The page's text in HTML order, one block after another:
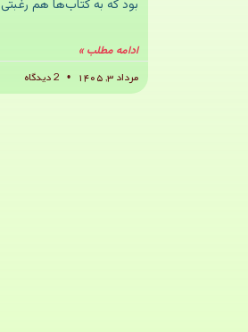
بود که به کتاب‌ها هم رغبتی
ادامه مطلب »
مرداد ۳, ۱۴۰۵